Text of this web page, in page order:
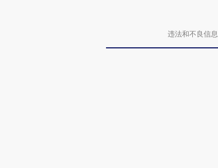
违法和不良信